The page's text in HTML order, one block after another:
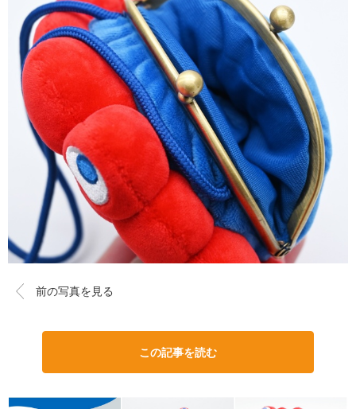
前の写真を見る
この記事を読む